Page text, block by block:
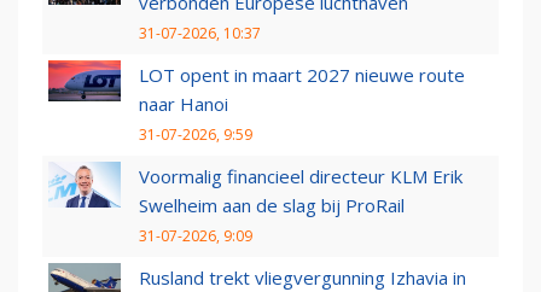
31-07-2026, 10:37
LOT opent in maart 2027 nieuwe route
naar Hanoi
31-07-2026, 9:59
Voormalig financieel directeur KLM Erik
Swelheim aan de slag bij ProRail
31-07-2026, 9:09
Rusland trekt vliegvergunning Izhavia in